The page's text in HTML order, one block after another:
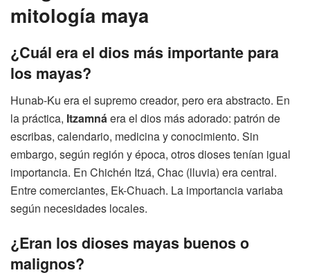
mitología maya
¿Cuál era el dios más importante para
los mayas?
Hunab-Ku era el supremo creador, pero era abstracto. En
la práctica, Itzamnáera el dios más adorado: patrón de
escribas, calendario, medicina y conocimiento. Sin
embargo, según región y época, otros dioses tenían igual
importancia. En Chichén Itzá, Chac (lluvia) era central.
Entre comerciantes, Ek-Chuach. La importancia variaba
según necesidades locales.
¿Eran los dioses mayas buenos o
malignos?